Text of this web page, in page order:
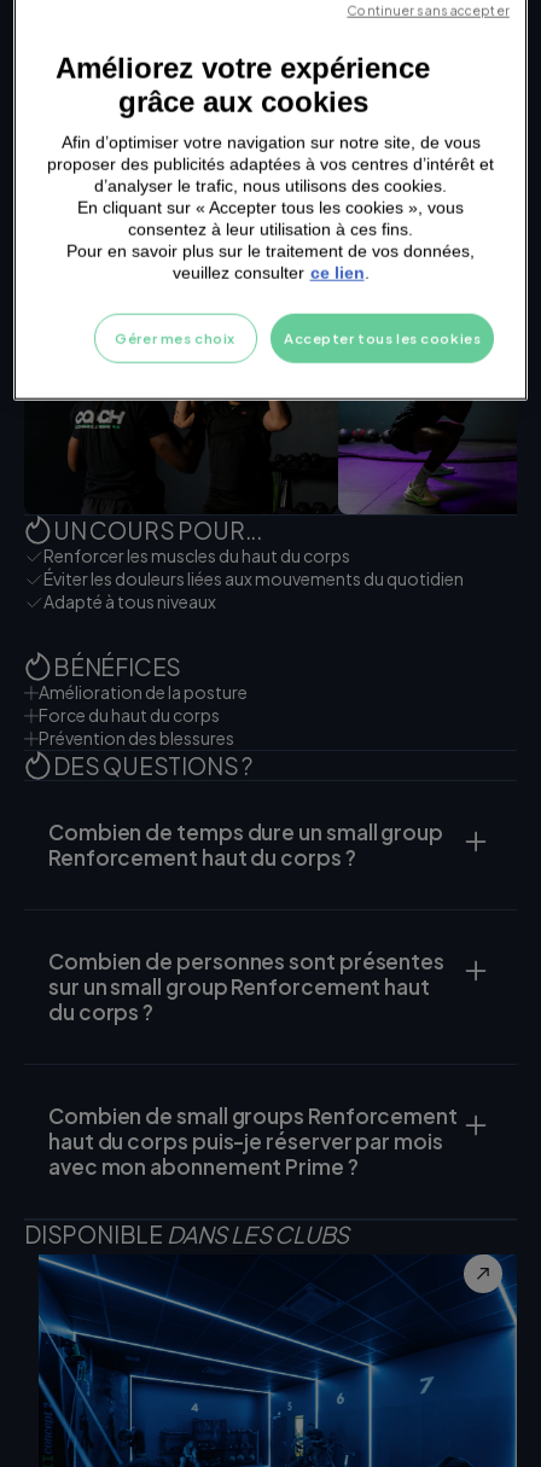
Le Small Group de renforcement haut du corps
cible les bras, les épaules, le dos et la poitrine à
travers des exercices variés et ainsi améliorer les
gestes du quotidien.
LIBÈRE TON ÉNERGIE AVECLE CREW
UN COURS POUR...
Renforcer les muscles du haut du corps
Éviter les douleurs liées aux mouvements du quotidien
Adapté à tous niveaux
BÉNÉFICES
Amélioration de la posture
Force du haut du corps
Prévention des blessures
DES QUESTIONS ?
Combien de temps dure un small group
Renforcement haut du corps ?
Combien de personnes sont présentes
sur un small group Renforcement haut
du corps ?
Combien de small groups Renforcement
haut du corps puis-je réserver par mois
avec mon abonnement Prime ?
DISPONIBLE DANS LES CLUBS
Améliorez votre expérience
grâce aux cookies
Afin d’optimiser votre navigation sur notre site, de vous
proposer des publicités adaptées à vos centres d’intérêt et
d’analyser le trafic, nous utilisons des cookies.
En cliquant sur « Accepter tous les cookies », vous
consentez à leur utilisation à ces fins.
Pour en savoir plus sur le traitement de vos données,
veuillez consulter ce lien.
Accepter tous les cookies
Gérer mes choix
Continuer sans accepter